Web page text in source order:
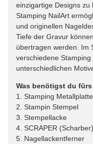
einzigartige Designs zu
Stamping NailArt
und originellen
Tiefe der Gravur
übertragen werden. Im
verschiedene
unterschiedlichen
Was benötigst du
1. Stamping
2. Stampin Stempel
3. Stempellacke
4. SCRAPER (Scharber)
5. Nagellackentferner